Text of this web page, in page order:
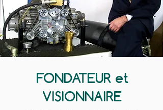
FONDATEUR et
VISIONNAIRE